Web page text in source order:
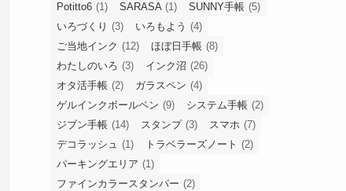
Potitto6 (1) SARASA (1) SUNNY手帳 (5)
いろづくり (3) いろもよう (4)
ご当地インク (12) ほぼ日手帳 (8)
わたしのいろ (3) インク沼 (26)
オタ活手帳 (2) ガラスペン (4)
ゲルインクボールペン (9) システム手帳 (2)
ジブン手帳 (14) スタンプ (3) スマホ (7)
デコラッシュ (1) トラベラーズノート (2)
パーキングエリア (1)
ファインカラースタンパー (2)